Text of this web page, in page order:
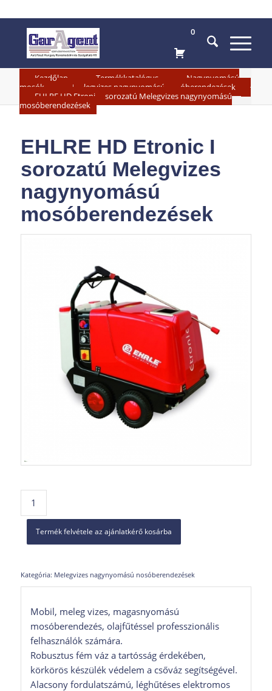
0
Kezdőlap Termékkatalógus
Nagynyomású
mosók
» Melegvizes nagynyomású nosóberendezések
EHLRE HD Etronic I sorozatú Melegvizes nagynyomású
mosóberendezések
EHLRE HD Etronic I
sorozatú Melegvizes
nagynyomású
mosóberendezések
Termék felvétele az ajánlatkérő kosárba
Kategória: Melegvizes nagynyomású nosóberendezések
Mobil, meleg vizes, magasnyomású
mosóberendezés, olajfűtéssel professzionális
felhasználók számára.
Robusztus fém váz a tartósság érdekében,
körkörös készülék védelem a csőváz segítségével.
Alacsony fordulatszámú, léghűtéses elektromos